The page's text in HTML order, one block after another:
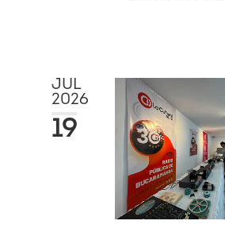
JUL
2026
19